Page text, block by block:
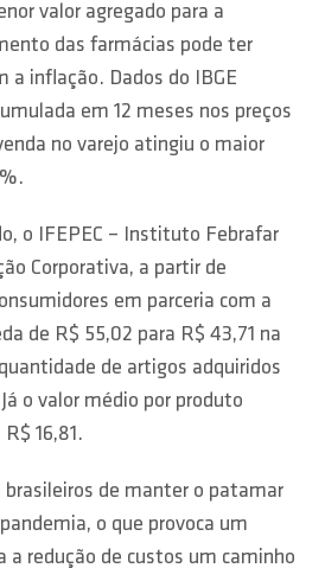
valor agregado para a
das farmácias pode ter
a inflação. Dados do IBGE
em 12 meses nos preços
no varejo atingiu o maior
o IFEPEC – Instituto Febrafar
Corporativa, a partir de
em parceria com a
de R$ 55,02 para R$ 43,71 na
de artigos adquiridos
o valor médio por produto
16,81.
brasileiros de manter o patamar
o que provoca um
a redução de custos um caminho